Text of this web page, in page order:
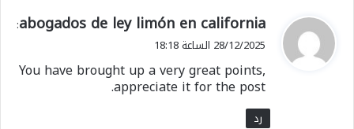
ي
ق
ل
abogados de ley limón en california
:
28/12/2025 الساعة 18:18
You have brought up a very great points,
appreciate it for the post.
رد